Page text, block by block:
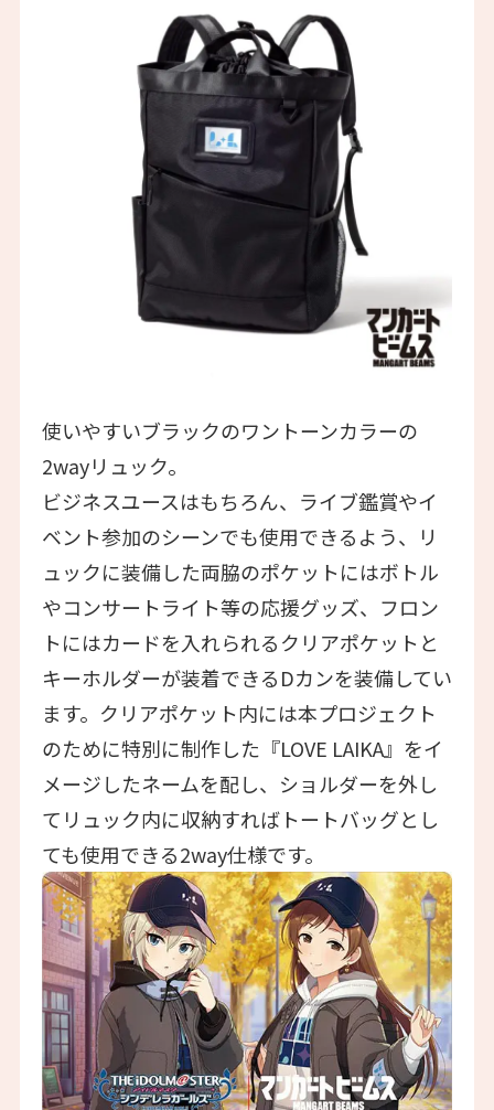
使いやすいブラックのワントーンカラーの
2wayリュック。
ビジネスユースはもちろん、ライブ鑑賞やイ
ベント参加のシーンでも使用できるよう、リ
ュックに装備した両脇のポケットにはボトル
やコンサートライト等の応援グッズ、フロン
トにはカードを入れられるクリアポケットと
キーホルダーが装着できるDカンを装備してい
ます。クリアポケット内には本プロジェクト
のために特別に制作した『LOVE LAIKA』をイ
メージしたネームを配し、ショルダーを外し
てリュック内に収納すればトートバッグとし
ても使用できる2way仕様です。